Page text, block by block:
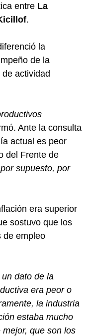
entre La
.
la
de la
actividad
Ante la consulta
actual es peor
del Frente de
supuesto, por
era superior
sostuvo que los
de empleo
dato de la
era peor o
la industria
estaba mucho
que son los